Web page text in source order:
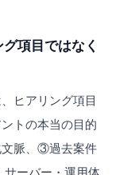
項目ではなく
ヒアリング項目
トの本当の目的
脈、③過去案件
ーバー・運用体